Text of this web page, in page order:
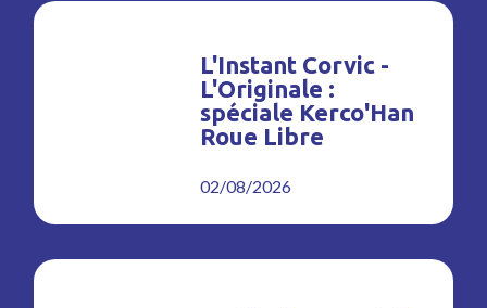
L'Instant Corvic -
L'Originale :
spéciale Kerco'Han
Roue Libre
02/08/2026